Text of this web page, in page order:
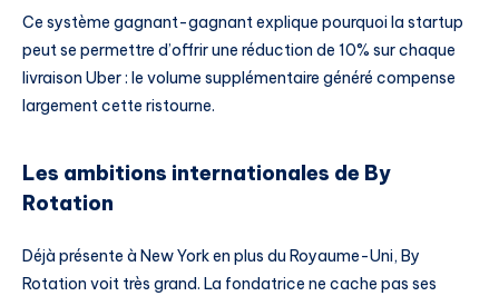
Ce système gagnant-gagnant explique pourquoi la startup
peut se permettre d’offrir une réduction de 10% sur chaque
livraison Uber : le volume supplémentaire généré compense
largement cette ristourne.
Les ambitions internationales de By
Rotation
Déjà présente à New York en plus du Royaume-Uni, By
Rotation voit très grand. La fondatrice ne cache pas ses